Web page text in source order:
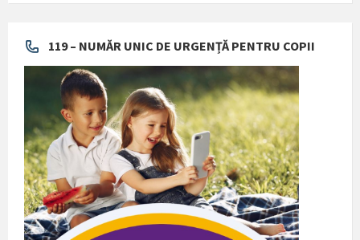
119 – NUMĂR UNIC DE URGENȚĂ PENTRU COPII